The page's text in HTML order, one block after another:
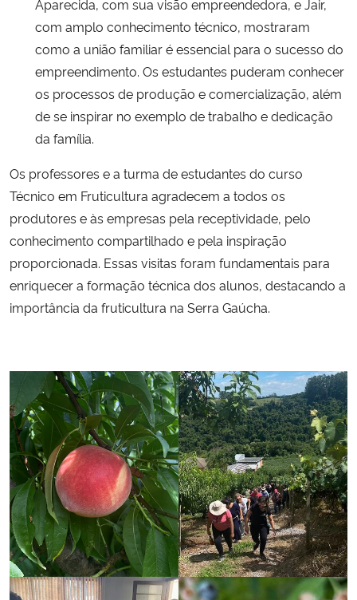
Aparecida, com sua visão empreendedora, e Jair,
com amplo conhecimento técnico, mostraram
como a união familiar é essencial para o sucesso do
empreendimento. Os estudantes puderam conhecer
os processos de produção e comercialização, além
de se inspirar no exemplo de trabalho e dedicação
da família.
Os professores e a turma de estudantes do curso
Técnico em Fruticultura agradecem a todos os
produtores e às empresas pela receptividade, pelo
conhecimento compartilhado e pela inspiração
proporcionada. Essas visitas foram fundamentais para
enriquecer a formação técnica dos alunos, destacando a
importância da fruticultura na Serra Gaúcha.